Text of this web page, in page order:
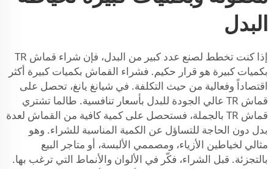
البدل
إذا كنت تخطط لصنع عدد كبير من البدل، فإن شراء قماش TR
بكميات كبيرة هو قرار حكيم. فشراء القماش بكميات كبيرة أكثر
اقتصاداً وفعالية من حيث التكلفة. في شيانغ يانغ، تحصل على
قماش TR عالي الجودة للبدل بأسعار تنافسية. طالما تشتري
قماش TR بالجملة، فستحصل على كمية كافية من القماش لعدة
بدل دون الحاجة للتساؤل عن الكمية المناسبة للشراء. وهو
مثالي لخياطين الأزياء، ومصممي الألبسة، أو متاجر البيع
بالتجزئة. قبل الشراء، فكّر في الألوان والأنماط التي ترغب بها.